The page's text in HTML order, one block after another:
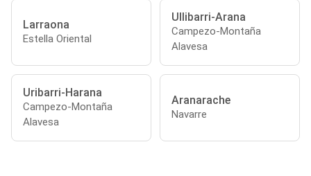
Larraona
Estella Oriental
Ullibarri-Arana
Campezo-Montaña
Alavesa
Uribarri-Harana
Campezo-Montaña
Alavesa
Aranarache
Navarre